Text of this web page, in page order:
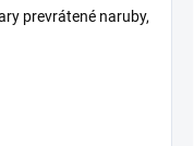
prevrátené naruby,